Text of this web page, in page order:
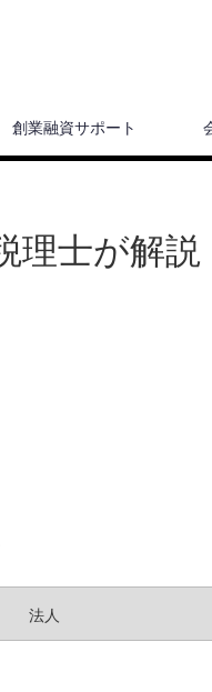
創業融資サポート
理士が解説
法人